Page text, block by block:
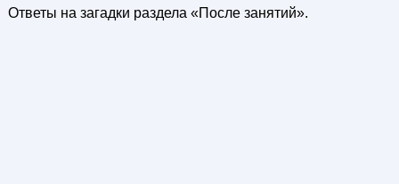
Ответы на загадки раздела «После занятий».